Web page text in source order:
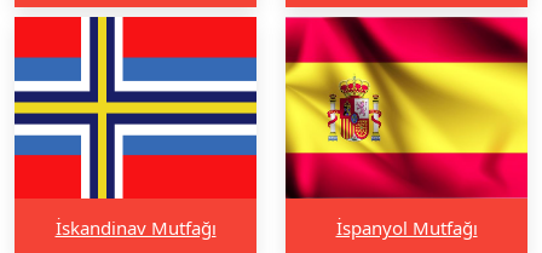
İskandinav Mutfağı İspanyol Mutfağı